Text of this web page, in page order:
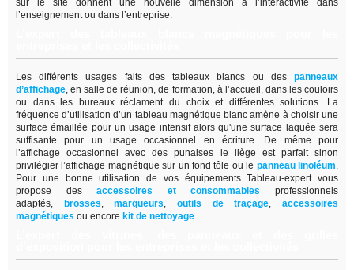
sur le site donnent une nouvelle dimension à l’interactivité dans
l’enseignement ou dans l’entreprise.
Les différents usages faits des tableaux blancs ou des
panneaux
d’affichage, en salle de réunion, de formation, à l’accueil, dans les couloirs
ou dans les bureaux réclament du choix et différentes solutions. La
fréquence d’utilisation d’un tableau magnétique blanc amène à choisir une
surface émaillée pour un usage intensif alors qu'une surface laquée sera
suffisante pour un usage occasionnel en écriture. De même pour
l’affichage occasionnel avec des punaises le liège est parfait sinon
privilégier l’affichage magnétique sur un fond tôle ou le panneau linoléum.
Pour une bonne utilisation de vos équipements Tableau-expert vous
propose des
accessoires et consommables
professionnels
adaptés,
brosses, marqueurs, outils de traçage,accessoires
magnétiques ou encore kit de nettoyage.